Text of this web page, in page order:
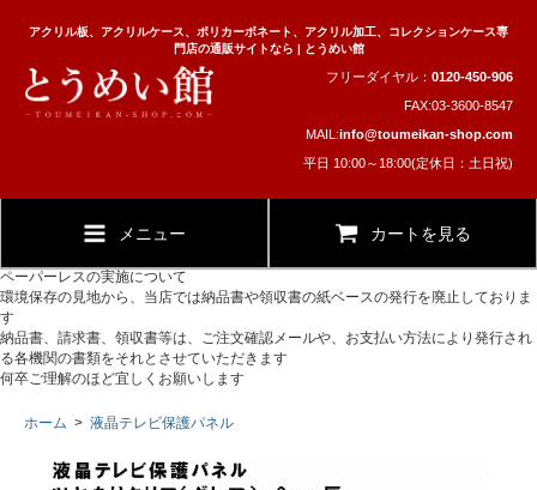
アクリル板、アクリルケース、ポリカーボネート、アクリル加工、コレクションケース専
門店の通販サイトなら | とうめい館
フリーダイヤル： 0120-450-906
FAX:03-3600-8547
MAIL:info@toumeikan-shop.com
平日 10:00～18:00(定休日：土日祝)
メニュー カートを見る
ペーパーレスの実施について
環境保存の見地から、当店では納品書や領収書の紙ベースの発行を廃止しておりま
す
納品書、請求書、領収書等は、ご注文確認メールや、お支払い方法により発行され
る各機関の書類をそれとさせていただきます
何卒ご理解のほど宜しくお願いします
ホーム > 液晶テレビ保護パネル